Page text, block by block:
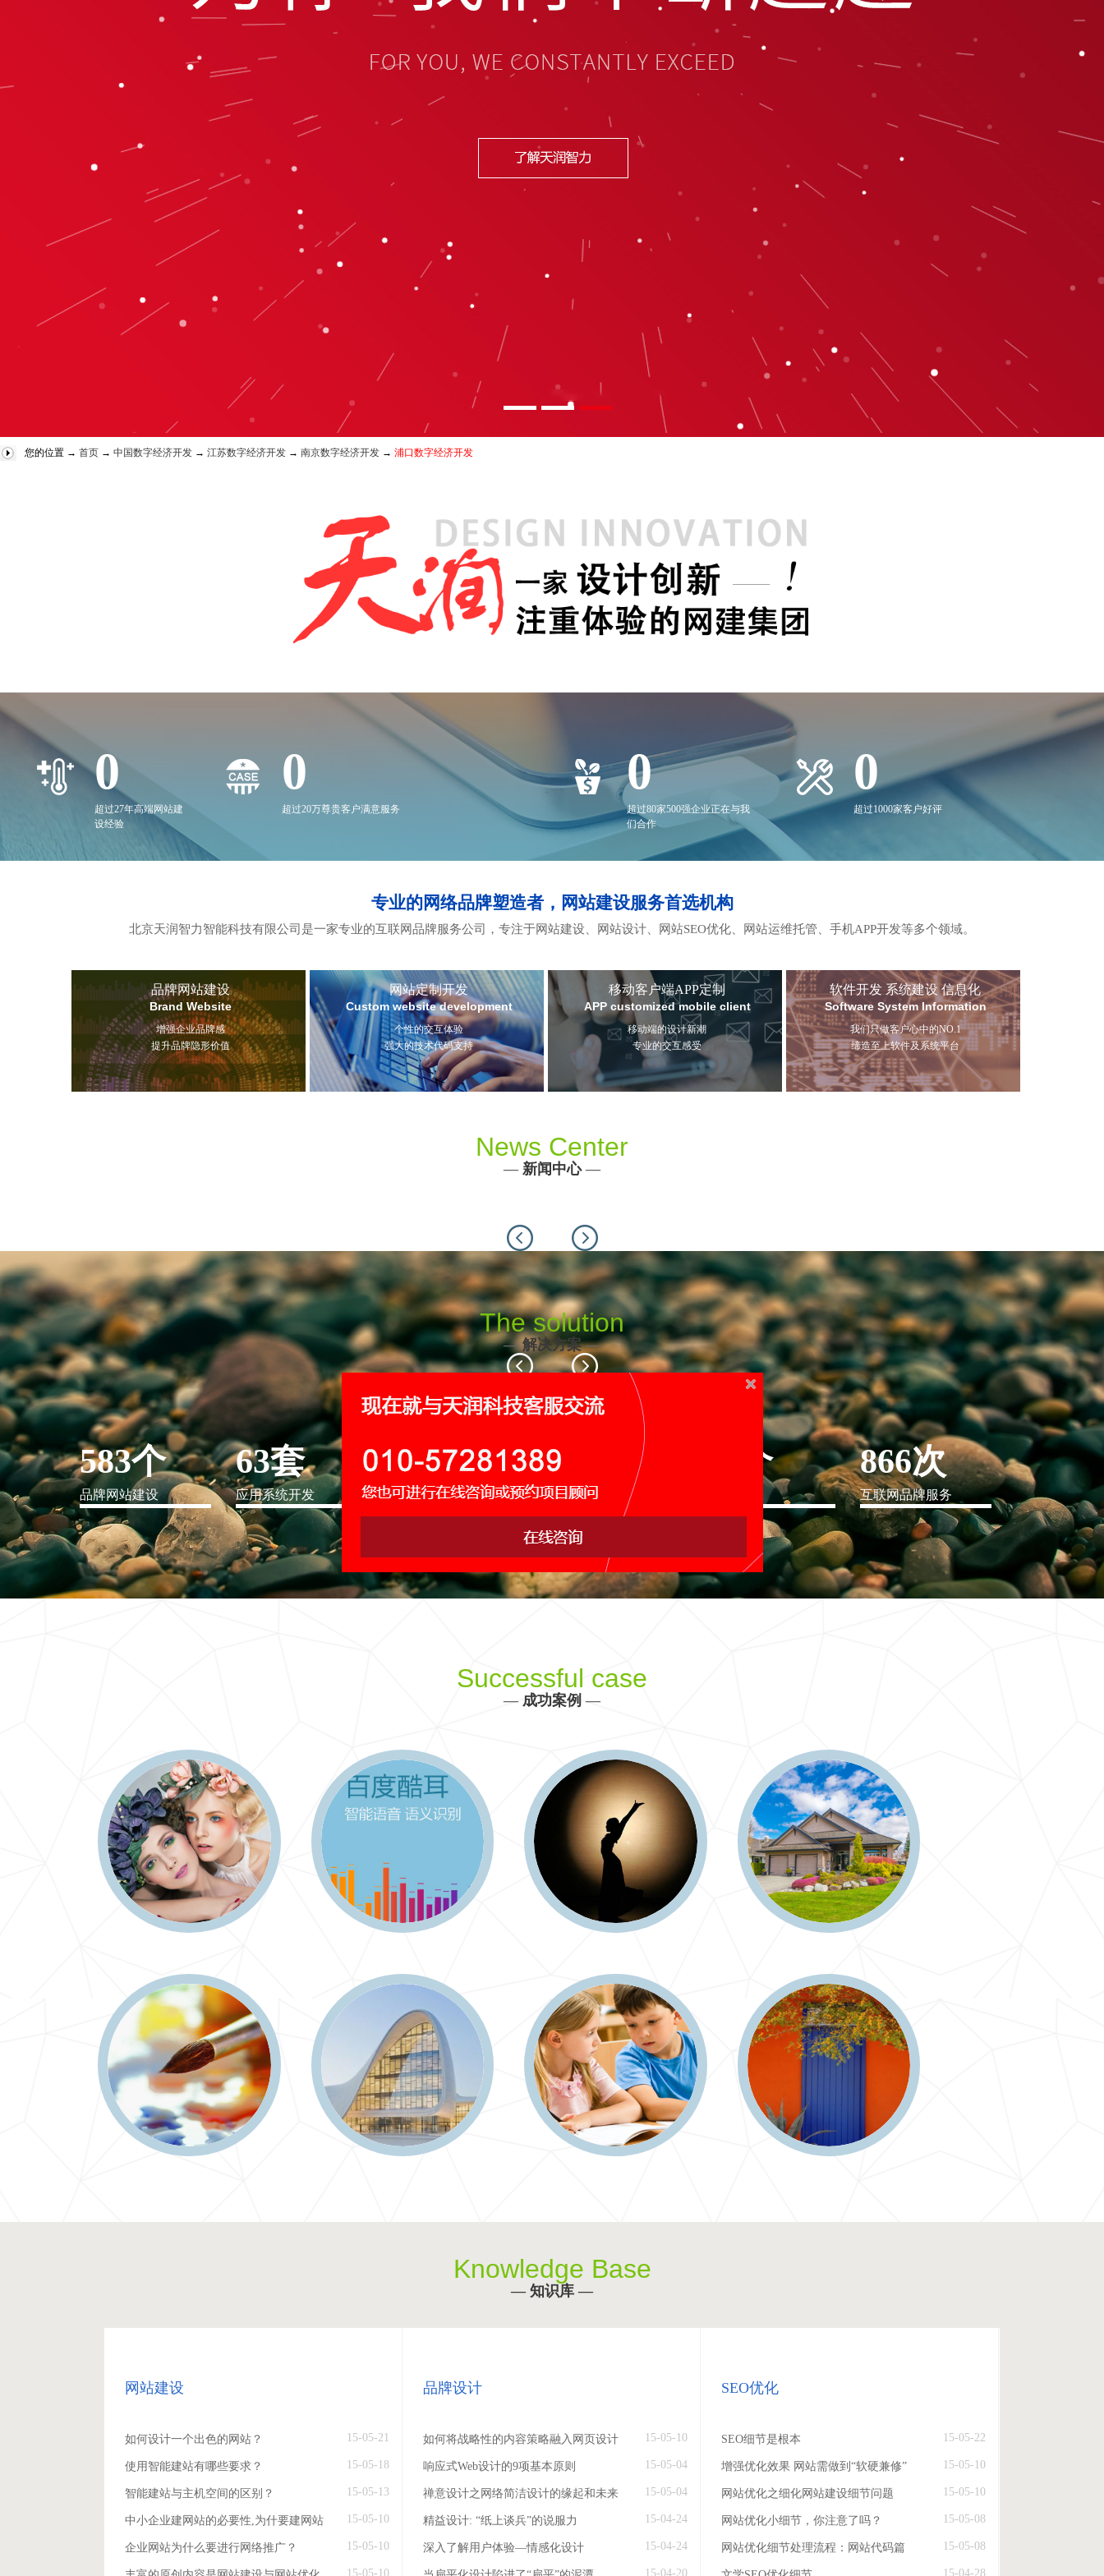
您的位置 → 首页 → 中国数字经济开发 → 江苏数字经济开发 → 南京数字经济开发 → 浦口数字经济开发
0
超过27年高端网站建
设经验
0
超过20万尊贵客户满意服务
0
超过80家500强企业正在与我
们合作
0
超过1000家客户好评
专业的网络品牌塑造者，网站建设服务首选机构
北京天润智力智能科技有限公司是一家专业的互联网品牌服务公司，专注于网站建设、网站设计、网站SEO优化、网站运维托管、手机APP开发等多个领域。
品牌网站建设
Brand Website
增强企业品牌感
提升品牌隐形价值
网站定制开发
Custom website development
个性的交互体验
强大的技术代码支持
移动客户端APP定制
APP customized mobile client
移动端的设计新潮
专业的交互感受
软件开发 系统建设 信息化
Software System Information
我们只做客户心中的NO.1
缔造至上软件及系统平台
News Center
— 新闻中心—
Previous Next
The solution
—解决方案—
IT行业解决方案
信息爆炸时代，信息传递是否做到更新、更全、更
快
软件行业解决方案
二十一世纪要么软件行业解决方案，要么无商可务
Previous Next
583个
品牌网站建设
63套
应用系统开发
116个
网站运维托管
19个
手机APP开发
95个 866次
互联网品牌服务
Successful case
— 成功案例 —
Knowledge Base
— 知识库 —
网站建设
如何设计一个出色的网站？ 15-05-21
使用智能建站有哪些要求？ 15-05-18
智能建站与主机空间的区别？ 15-05-13
中小企业建网站的必要性,为什要建网站 15-05-10
企业网站为什么要进行网络推广？ 15-05-10
15-05-10
品牌设计
如何将战略性的内容策略融入网页设计 15-05-10
响应式Web设计的9项基本原则 15-05-04
禅意设计之网络简洁设计的缘起和未来 15-05-04
精益设计: “纸上谈兵”的说服力 15-04-24
深入了解用户体验—情感化设计 15-04-24
15-04-20
SEO优化
SEO细节是根本 15-05-22
增强优化效果 网站需做到“软硬兼修” 15-05-10
网站优化之细化网站建设细节问题 15-05-10
网站优化小细节，你注意了吗？ 15-05-08
网站优化细节处理流程：网站代码篇 15-05-08
15-04-28